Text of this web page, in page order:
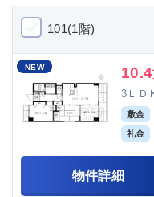
101(1階)
NEW 10.4
3ＬＤ
敷金
礼金
物件詳細